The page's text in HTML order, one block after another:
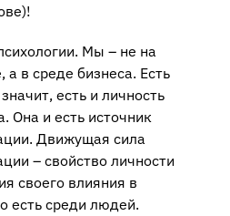
Мы – не на
в среде бизнеса. Есть
есть и личность
Она и есть источник
Движущая сила
– свойство личности
своего влияния в
есть среди людей.